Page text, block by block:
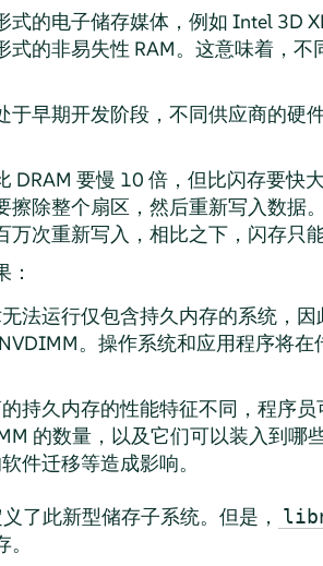
式的电子储存媒体，例如 Intel 3D
式的非易失性 RAM。这意味着，
于早期开发阶段，不同供应商的硬
DRAM 要慢 10 倍，但比闪存要
擦除整个扇区，然后重新写入数据
次重新写入，相比之下，闪存只
法运行仅包含持久内存的系统，
。操作系统和应用程序将
持久内存的性能特征不同，程序
的数量，以及它们可以装入到哪
件迁移等造成影响。
了此新型储存子系统。但是，